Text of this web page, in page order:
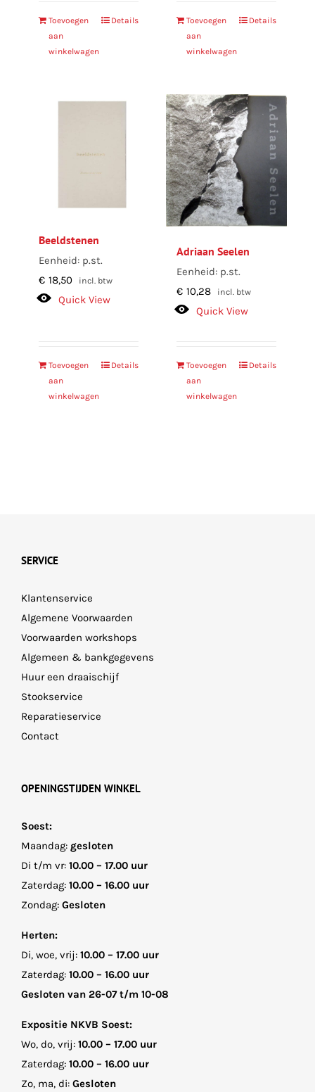
Toevoegen
aan
winkelwagen
Details
Toevoegen
aan
winkelwagen
Details
Beeldstenen
Eenheid: p.st.
€ 18,50 incl. btw
Quick View
Toevoegen
aan
winkelwagen
Details
Adriaan Seelen
Eenheid: p.st.
€ 10,28 incl. btw
Quick View
Toevoegen
aan
winkelwagen
Details
SERVICE
Klantenservice
Algemene Voorwaarden
Voorwaarden workshops
Algemeen & bankgegevens
Huur een draaischijf
Stookservice
Reparatieservice
Contact
OPENINGSTIJDEN WINKEL
Soest:
Maandag: gesloten
Di t/m vr: 10.00 – 17.00 uur
Zaterdag: 10.00 – 16.00 uur
Zondag: Gesloten
Herten:
Di, woe, vrij: 10.00 – 17.00 uur
Zaterdag: 10.00 – 16.00 uur
Gesloten van 26-07 t/m 10-08
Expositie NKVB Soest:
Wo, do, vrij: 10.00 – 17.00 uur
Zaterdag: 10.00 – 16.00 uur
Zo, ma, di: Gesloten